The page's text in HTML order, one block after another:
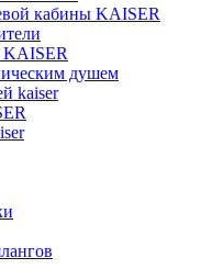
кабины KAISER
KAISER
душем
kaiser